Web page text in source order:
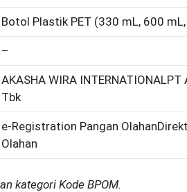
Botol Plastik PET (330 mL, 600
–
AKASHA WIRA
Tbk
e-Registration Pangan
Olahan
kategori Kode BPOM.